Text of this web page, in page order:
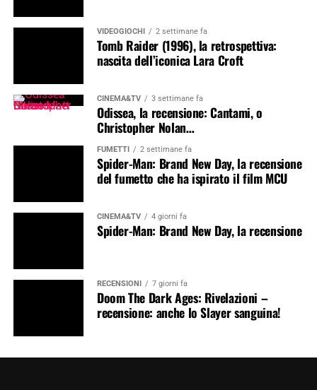
VIDEOGIOCHI 2 settimane fa
Tomb Raider (1996), la retrospettiva:
nascita dell’iconica Lara Croft
CINEMA&TV 3 settimane fa
Odissea, la recensione: Cantami, o
Christopher Nolan…
FUMETTI 2 settimane fa
Spider-Man: Brand New Day, la recensione
del fumetto che ha ispirato il film MCU
CINEMA&TV 4 giorni fa
Spider-Man: Brand New Day, la recensione
RECENSIONI 7 giorni fa
Doom The Dark Ages: Rivelazioni –
recensione: anche lo Slayer sanguina!